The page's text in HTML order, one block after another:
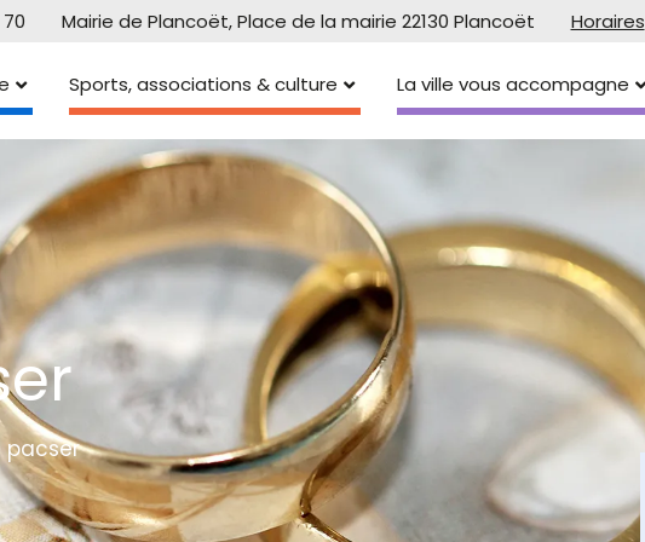
Mairie de Plancoët, Place de la mairie 22130 Plancoët Horaires
Sports, associations & culture La ville vous accompagne
pacser